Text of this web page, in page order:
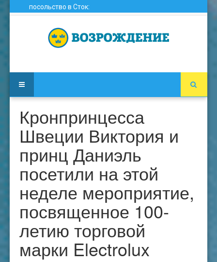
посольство в Сток:
Кронпринцесса
Швеции Виктория и
принц Даниэль
посетили на этой
неделе мероприятие,
посвященное 100-
летию торговой
марки Electrolux